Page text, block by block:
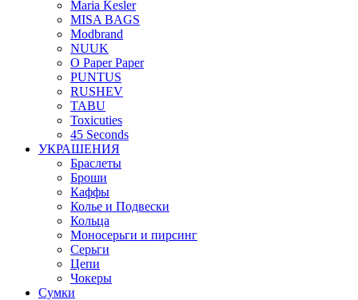
Maria Kesler
MISA BAGS
Modbrand
NUUK
O Paper Paper
PUNTUS
RUSHEV
TABU
Toxicuties
45 Seconds
УКРАШЕНИЯ
Браслеты
Броши
Каффы
Колье и Подвески
Кольца
Моносерьги и пирсинг
Серьги
Цепи
Чокеры
Сумки